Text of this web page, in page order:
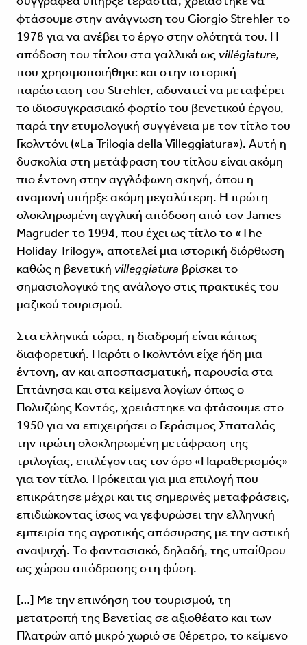
φτάσουμε στην ανάγνωση του Giorgio Strehler το
1978 για να ανέβει το έργο στην ολότητά του. Η
απόδοση του τίτλου στα γαλλικά ως villégiature,
που χρησιμοποιήθηκε και στην ιστορική
παράσταση του Strehler, αδυνατεί να μεταφέρει
το ιδιοσυγκρασιακό φορτίο του βενετικού έργου,
παρά την ετυμολογική συγγένεια με τον τίτλο του
Γκολντόνι («La Trilogia della Villeggiatura»). Αυτή η
δυσκολία στη μετάφραση του τίτλου είναι ακόμη
πιο έντονη στην αγγλόφωνη σκηνή, όπου η
αναμονή υπήρξε ακόμη μεγαλύτερη. Η πρώτη
ολοκληρωμένη αγγλική απόδοση από τον James
Magruder το 1994, που έχει ως τίτλο το «The
Holiday Trilogy», αποτελεί μια ιστορική διόρθωση
καθώς η βενετική villeggiatura βρίσκει το
σημασιολογικό της ανάλογο στις πρακτικές του
μαζικού τουρισμού.
Στα ελληνικά τώρα, η διαδρομή είναι κάπως
διαφορετική. Παρότι ο Γκολντόνι είχε ήδη μια
έντονη, αν και αποσπασματική, παρουσία στα
Επτάνησα και στα κείμενα λογίων όπως ο
Πολυζώης Κοντός, χρειάστηκε να φτάσουμε στο
1950 για να επιχειρήσει ο Γεράσιμος Σπαταλάς
την πρώτη ολοκληρωμένη μετάφραση της
τριλογίας, επιλέγοντας τον όρο «Παραθερισμός»
για τον τίτλο. Πρόκειται για μια επιλογή που
επικράτησε μέχρι και τις σημερινές μεταφράσεις,
επιδιώκοντας ίσως να γεφυρώσει την ελληνική
εμπειρία της αγροτικής απόσυρσης με την αστική
αναψυχή. Tο φαντασιακό, δηλαδή, της υπαίθρου
ως χώρου απόδρασης στη φύση.
[…] Με την επινόηση του τουρισμού, τη
μετατροπή της Βενετίας σε αξιοθέατο και των
Πλατρών από μικρό χωριό σε θέρετρο, το κείμενο